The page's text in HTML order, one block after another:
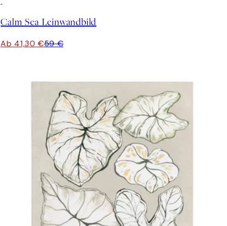
Calm Sea Leinwandbild
Ab 41,30 €59 €